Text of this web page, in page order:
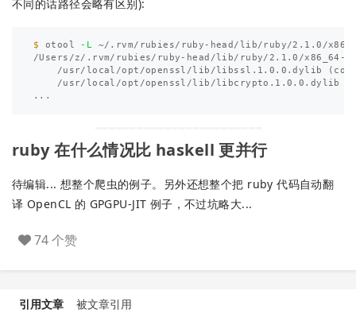
不同的话路径会略有区别):
$ otool -L ~/.rvm/rubies/ruby-head/lib/ruby/2.1.0/
/Users/z/.rvm/rubies/ruby-head/lib/ruby/2.1.0/x86_64-
    /usr/local/opt/openssl/lib/libssl.1.0.0.dylib
(
    /usr/local/opt/openssl/lib/libcrypto.1.0.0.dylib
ruby 在什么情况比 haskell 更并行
待编辑... 想整个爬虫的例子。另外还想整个把 ruby 代码自动翻
译 OpenCL 的 GPGPU-JIT 例子，不过坑略大...
74 个赞
引用文章
被文章引用